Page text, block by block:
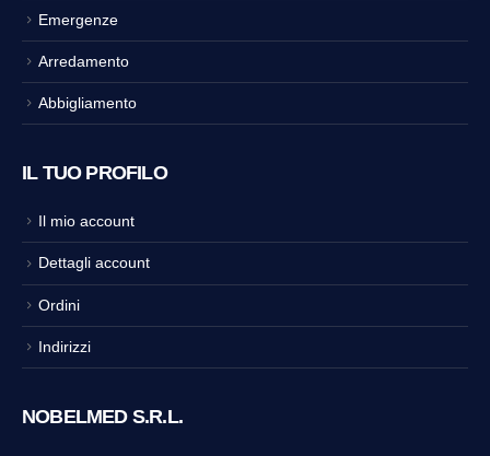
Emergenze
Arredamento
Abbigliamento
IL TUO PROFILO
Il mio account
Dettagli account
Ordini
Indirizzi
NOBELMED S.R.L.